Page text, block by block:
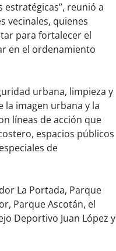
estratégicas”, reunió a
vecinales, quienes
para fortalecer el
en el ordenamiento
urbana, limpieza y
imagen urbana y la
líneas de acción que
espacios públicos
de
La Portada, Parque
Parque Ascotán, el
Deportivo Juan López y